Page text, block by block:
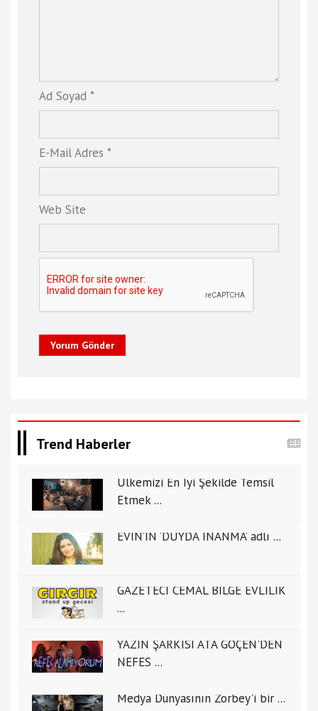
Ad Soyad *
E-Mail Adres *
Web Site
Yorum Gönder
Trend Haberler
Ülkemizi En İyi Şekilde Temsil
Etmek ...
EVİN’İN ‘DUYDA İNANMA’ adlı ...
GAZETECİ CEMAL BİLGE EVLİLİK
...
YAZIN ŞARKISI ATA GÖÇEN'DEN
NEFES ...
Medya Dünyasının Zorbey'i bir ...